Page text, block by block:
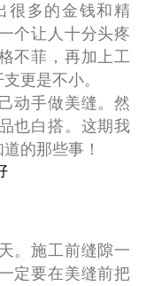
很多的金钱和精
个让人十分头疼
不菲，再加上工
更是不小。
动手做美缝。然
也白搭。这期我
的那些事！
。施工前缝隙一
定要在美缝前把